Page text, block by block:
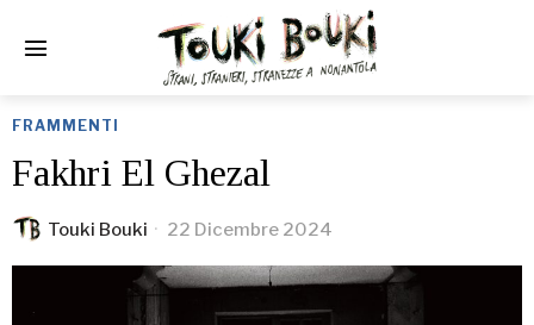
FRAMMENTI
Fakhri El Ghezal
Touki Bouki 22 Dicembre 2024